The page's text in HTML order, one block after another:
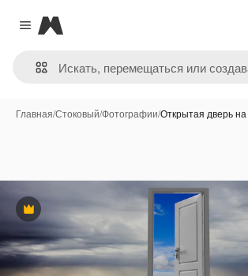
Close menu
Magnific
Главная/Стоковый/Фотографии/Открытая дверь
Премиум